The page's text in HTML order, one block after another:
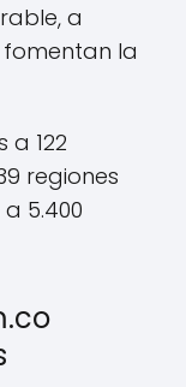
a
la
a 122
regiones
5.400